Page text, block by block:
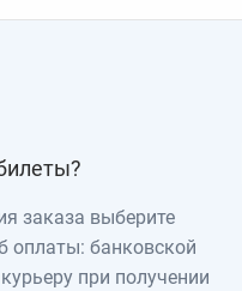
заказа выберите
оплаты: банковской
при получении